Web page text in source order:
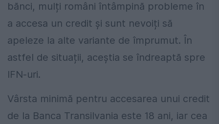
bănci, mulți români întâmpină probleme în
a accesa un credit și sunt nevoiți să
apeleze la alte variante de împrumut. În
astfel de situații, aceștia se îndreaptă spre
IFN-uri.
Vârsta minimă pentru accesarea unui credit
de la Banca Transilvania este 18 ani, iar cea